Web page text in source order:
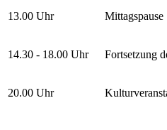
13.00 Uhr Mittagspause
14.30 - 18.00 Uhr Fortsetzung
20.00 Uhr